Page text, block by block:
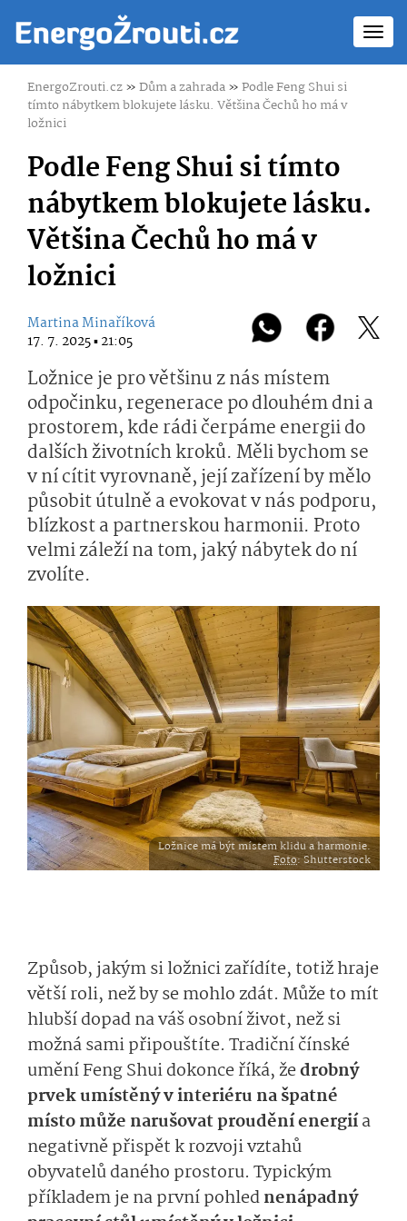
EnergoZrouti.cz»Dům a zahrada»Podle Feng Shui si
tímto nábytkem blokujete lásku. Většina Čechů ho má v
ložnici
Podle Feng Shui si tímto
nábytkem blokujete lásku.
Většina Čechů ho má v
ložnici
Martina Minaříková
17. 7. 2025 ▪ 21:05
Ložnice je pro většinu z nás místem
odpočinku, regenerace po dlouhém dni a
prostorem, kde rádi čerpáme energii do
dalších životních kroků. Měli bychom se
v ní cítit vyrovnaně, její zařízení by mělo
působit útulně a evokovat v nás podporu,
blízkost a partnerskou harmonii. Proto
velmi záleží na tom, jaký nábytek do ní
zvolíte.
Ložnice má být místem klidu a harmonie.
Foto: Shutterstock
Způsob, jakým si ložnici zařídíte, totiž hraje
větší roli, než by se mohlo zdát. Může to mít
hlubší dopad na váš osobní život, než si
možná sami připouštíte. Tradiční čínské
umění Feng Shui dokonce říká, žedrobný
prvek umístěný v interiéru na špatné
místo může narušovat proudění energiía
negativně přispět k rozvoji vztahů
obyvatelů daného prostoru. Typickým
příkladem je na první pohlednenápadný